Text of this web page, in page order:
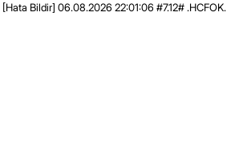
[Hata Bildir] 06.08.2026 22:01:06 #7.12# .HCFOK.